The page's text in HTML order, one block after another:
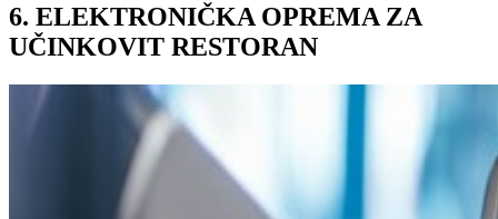
6. ELEKTRONIČKA OPREMA ZA
UČINKOVIT RESTORAN